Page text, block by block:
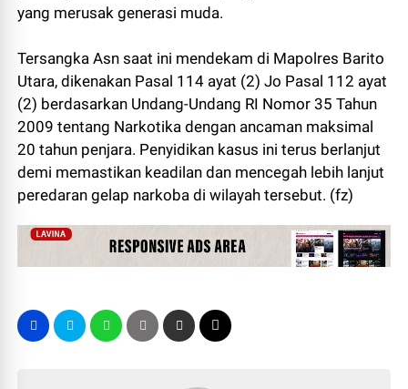
yang merusak generasi muda.
Tersangka Asn saat ini mendekam di Mapolres Barito
Utara, dikenakan Pasal 114 ayat (2) Jo Pasal 112 ayat
(2) berdasarkan Undang-Undang RI Nomor 35 Tahun
2009 tentang Narkotika dengan ancaman maksimal
20 tahun penjara. Penyidikan kasus ini terus berlanjut
demi memastikan keadilan dan mencegah lebih lanjut
peredaran gelap narkoba di wilayah tersebut. (fz)